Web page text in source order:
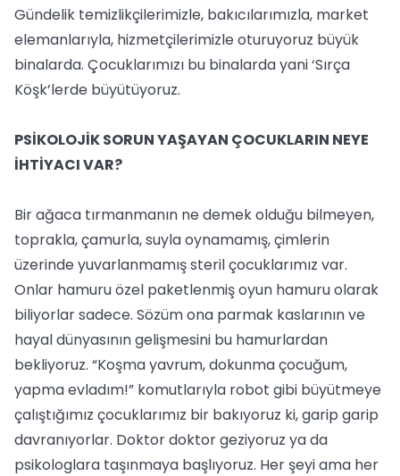
Gündelik temizlikçilerimizle, bakıcılarımızla, market
elemanlarıyla, hizmetçilerimizle oturuyoruz büyük
binalarda. Çocuklarımızı bu binalarda yani ‘Sırça
Köşk’lerde büyütüyoruz.
PSİKOLOJİK SORUN YAŞAYAN ÇOCUKLARIN NEYE
İHTİYACI VAR?
Bir ağaca tırmanmanın ne demek olduğu bilmeyen,
toprakla, çamurla, suyla oynamamış, çimlerin
üzerinde yuvarlanmamış steril çocuklarımız var.
Onlar hamuru özel paketlenmiş oyun hamuru olarak
biliyorlar sadece. Sözüm ona parmak kaslarının ve
hayal dünyasının gelişmesini bu hamurlardan
bekliyoruz. “Koşma yavrum, dokunma çocuğum,
yapma evladım!” komutlarıyla robot gibi büyütmeye
çalıştığımız çocuklarımız bir bakıyoruz ki, garip garip
davranıyorlar. Doktor doktor geziyoruz ya da
psikologlara taşınmaya başlıyoruz. Her şeyi ama her